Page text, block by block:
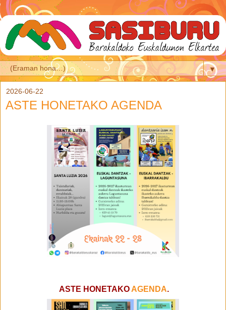
▼
2026-06-22
ASTE HONETAKO AGENDA
ASTE HONETAKO AGENDA.